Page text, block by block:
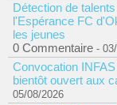
Détection de
l'Espérance FC
les jeunes
0 Commentaire -
Convocation
bientôt ouvert aux
05/08/2026